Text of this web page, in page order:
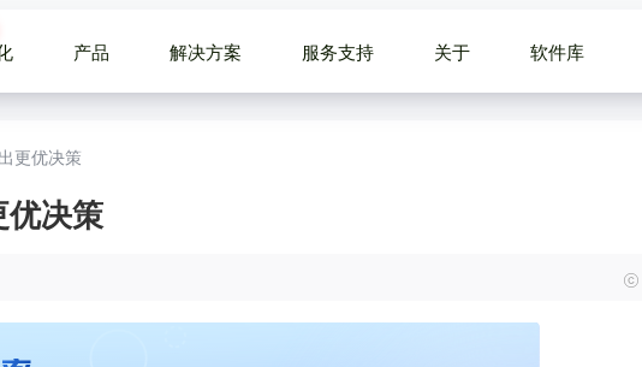
产品 解决方案 服务支持 关于 软件库
更优决策
决策